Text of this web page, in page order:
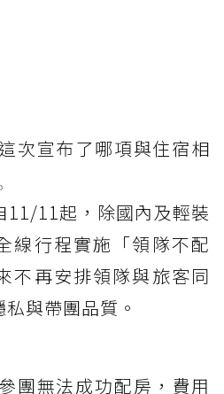
次宣布了哪項與住宿相
11/11起，除國內及輕裝
線行程實施「領隊不配
不再安排領隊與旅客同
與帶團品質。
團無法成功配房，費用